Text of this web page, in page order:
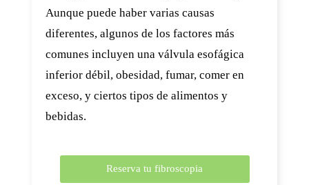
Aunque puede haber varias causas
diferentes, algunos de los factores más
comunes incluyen una válvula esofágica
inferior débil, obesidad, fumar, comer en
exceso, y ciertos tipos de alimentos y
bebidas.
Reserva tu fibroscopia